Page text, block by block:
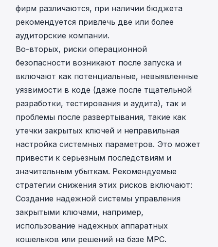
фирм различаются, при наличии бюджета
рекомендуется привлечь две или более
аудиторские компании.
Во-вторых, риски операционной
безопасности возникают после запуска и
включают как потенциальные, невыявленные
уязвимости в коде (даже после тщательной
разработки, тестирования и аудита), так и
проблемы после развертывания, такие как
утечки закрытых ключей и неправильная
настройка системных параметров. Это может
привести к серьезным последствиям и
значительным убыткам. Рекомендуемые
стратегии снижения этих рисков включают:
Создание надежной системы управления
закрытыми ключами, например,
использование надежных аппаратных
кошельков или решений на базе MPC.